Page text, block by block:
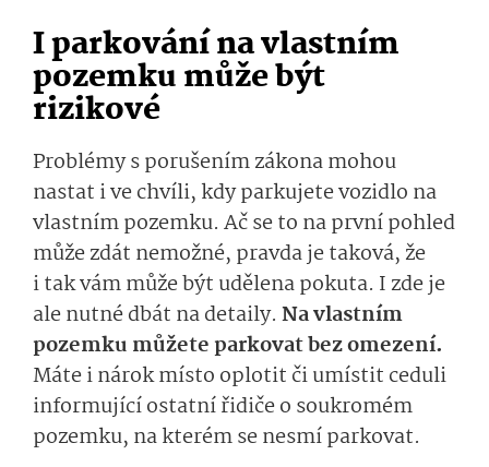
I parkování na vlastním
pozemku může být
rizikové
Problémy s porušením zákona mohou
nastat i ve chvíli, kdy parkujete vozidlo na
vlastním pozemku. Ač se to na první pohled
může zdát nemožné, pravda je taková, že
i tak vám může být udělena pokuta. I zde je
ale nutné dbát na detaily. Na vlastním
pozemku můžete parkovat bez omezení.
Máte i nárok místo oplotit či umístit ceduli
informující ostatní řidiče o soukromém
pozemku, na kterém se nesmí parkovat.